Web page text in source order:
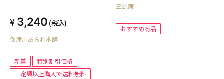
3,240 (税込)
保津川あられ本舗
新着
特別割引価格
一定額以上購入で送料無料
三源庵
おすすめ商品